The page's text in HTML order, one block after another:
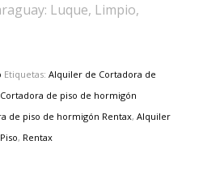
Luque, Limpio,
Etiquetas: Alquiler de Cortadora de
de piso de hormigón
de piso de hormigón Rentax, Alquiler
, Rentax